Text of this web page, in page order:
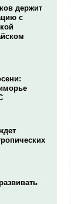
держит
с